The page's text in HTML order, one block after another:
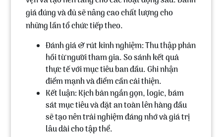
giá đúng và đủ sẽ nâng cao chất lượng cho
những lần tổ chức tiếp theo.
Đánh giá & rút kinh nghiệm: Thu thập phản
hồi từ người tham gia. So sánh kết quả
thực tế với mục tiêu ban đầu. Ghi nhận
điểm mạnh và điểm cần cải thiện.
Kết luận: Kịch bản ngắn gọn, logic, bám
sát mục tiêu và đặt an toàn lên hàng đầu
sẽ tạo nên trải nghiệm đáng nhớ và giá trị
lâu dài cho tập thể.